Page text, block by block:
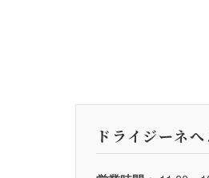
ドライジーネ